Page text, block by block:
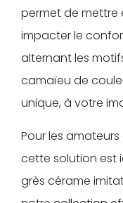
permet de mettre
impacter le
alternant les
camaïeu de
unique, à votre
Pour les
cette solution est
grès cérame